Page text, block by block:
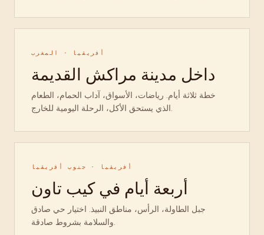
أفريقيا · المغرب
داخل مدينة مراكش القديمة
خطة ثلاثة أيام. رياضات، الأسواق، آداب الحمام، الطعام
الذي يستحق الأكل، الرحلة اليومية للخارج.
أفريقيا · جنوب أفريقيا
أربعة أيام في كيب تاون
جبل الطاولة، الرأس، مناطق النبيذ. اختيار حي صادق
والسلامة بشروط صادقة.